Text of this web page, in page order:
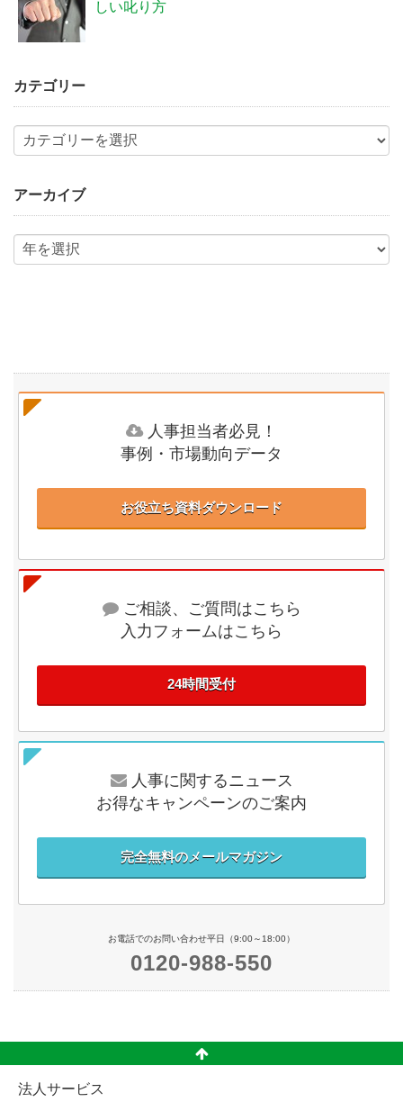
しい叱り方
カテゴリー
アーカイブ
人事担当者必見！
事例・市場動向データ
お役立ち資料ダウンロード
ご相談、ご質問はこちら
入力フォームはこちら
24時間受付
人事に関するニュース
お得なキャンペーンのご案内
完全無料のメールマガジン
お電話でのお問い合わせ平日（9:00～18:00）
0120-988-550
法人サービス